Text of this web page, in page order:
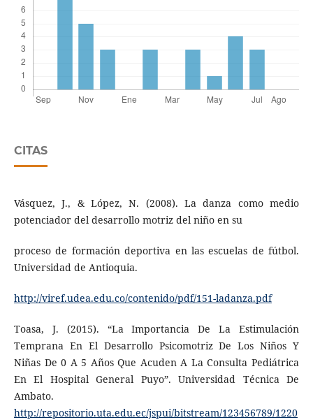
CITAS
Vásquez, J., & López, N. (2008). La danza como medio
potenciador del desarrollo motriz del niño en su
proceso de formación deportiva en las escuelas de fútbol.
Universidad de Antioquia.
http://viref.udea.edu.co/contenido/pdf/151-ladanza.pdf
Toasa, J. (2015). “La Importancia De La Estimulación
Temprana En El Desarrollo Psicomotriz De Los Niños Y
Niñas De 0 A 5 Años Que Acuden A La Consulta Pediátrica
En El Hospital General Puyo”. Universidad Técnica De
Ambato.
http://repositorio.uta.edu.ec/jspui/bitstream/123456789/1220